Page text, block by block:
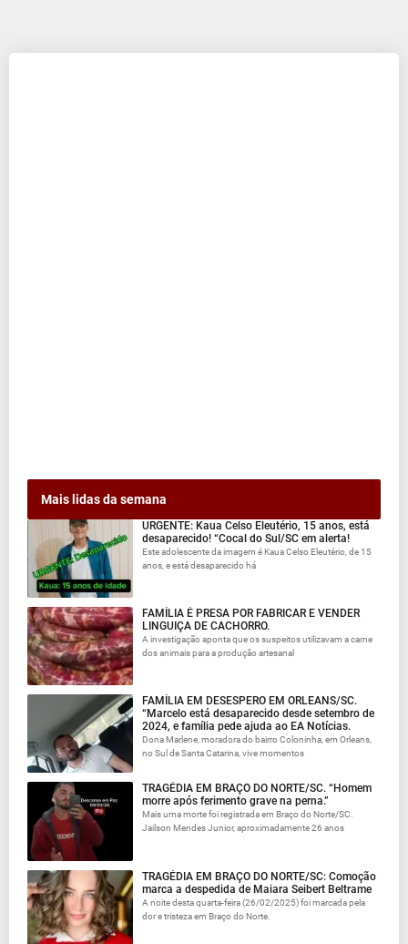
Mais lidas da semana
URGENTE: Kaua Celso Eleutério, 15 anos, está
desaparecido! “Cocal do Sul/SC em alerta!
Este adolescente da imagem é Kaua Celso Eleutério, de 15
anos, e está desaparecido há
FAMÍLIA É PRESA POR FABRICAR E VENDER
LINGUIÇA DE CACHORRO.
A investigação aponta que os suspeitos utilizavam a carne
dos animais para a produção artesanal
FAMÍLIA EM DESESPERO EM ORLEANS/SC.
“Marcelo está desaparecido desde setembro de
2024, e família pede ajuda ao EA Notícias.
Dona Marlene, moradora do bairro Coloninha, em Orleans,
no Sul de Santa Catarina, vive momentos
TRAGÉDIA EM BRAÇO DO NORTE/SC. “Homem
morre após ferimento grave na perna.”
Mais uma morte foi registrada em Braço do Norte/SC.
Jailson Mendes Junior, aproximadamente 26 anos
TRAGÉDIA EM BRAÇO DO NORTE/SC: Comoção
marca a despedida de Maiara Seibert Beltrame
A noite desta quarta-feira (26/02/2025) foi marcada pela
dor e tristeza em Braço do Norte.